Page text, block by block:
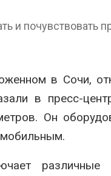
и почувствовать
в Сочи,
в пресс-
Он
различные
Авг 7, 2026
площадок
7, 2026
Панамский
пресной